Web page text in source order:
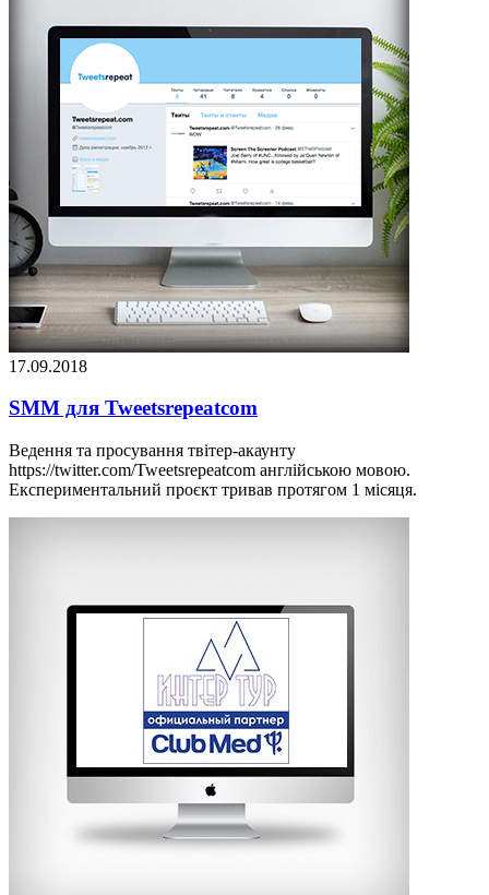
17.09.2018
SMM для Tweetsrepeatcom
Ведення та просування твітер-акаунту
https://twitter.com/Tweetsrepeatcom англійською мовою.
Експериментальний проєкт тривав протягом 1 місяця.